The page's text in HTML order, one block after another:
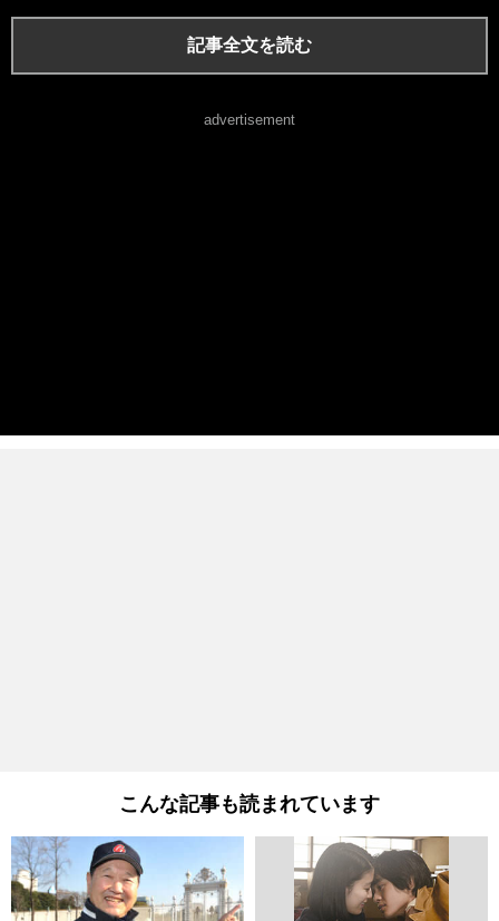
記事全文を読む
advertisement
こんな記事も読まれています